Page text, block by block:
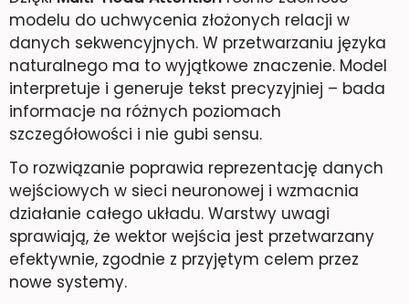
modelu do uchwycenia złożonych relacji w
danych sekwencyjnych. W przetwarzaniu języka
naturalnego ma to wyjątkowe znaczenie. Model
interpretuje i generuje tekst precyzyjniej – bada
informacje na różnych poziomach
szczegółowości i nie gubi sensu.
To rozwiązanie poprawia reprezentację danych
wejściowych w sieci neuronowej i wzmacnia
działanie całego układu. Warstwy uwagi
sprawiają, że wektor wejścia jest przetwarzany
efektywnie, zgodnie z przyjętym celem przez
nowe systemy.